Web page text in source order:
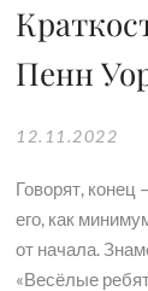
Пенн
12.11.2022
Говорят, конец
его, как
от начала.
«Весёлые